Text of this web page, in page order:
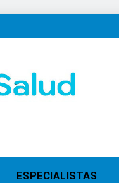
ESPECIALISTAS